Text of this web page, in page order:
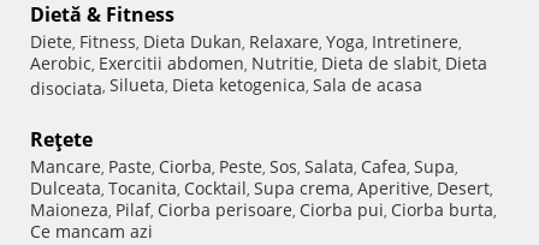
Dietă & Fitness
Diete, Fitness, Dieta Dukan, Relaxare, Yoga, Intretinere,
Aerobic, Exercitii abdomen, Nutritie, Dieta de slabit, Dieta
disociata, Silueta, Dieta ketogenica, Sala de acasa
Reţete
Mancare, Paste, Ciorba, Peste, Sos, Salata, Cafea, Supa,
Dulceata, Tocanita, Cocktail, Supa crema, Aperitive, Desert,
Maioneza, Pilaf, Ciorba perisoare, Ciorba pui, Ciorba burta,
Ce mancam azi